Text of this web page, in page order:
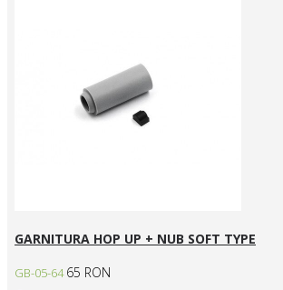
GARNITURA HOP UP + NUB SOFT TYPE
GB-05-64 65 RON